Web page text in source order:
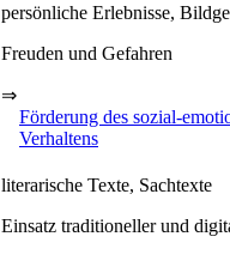
persönliche Erlebnisse,
Freuden und Gefahren
⇒
Förderung des sozial-
Verhaltens
literarische Texte, Sachtexte
Einsatz traditioneller und